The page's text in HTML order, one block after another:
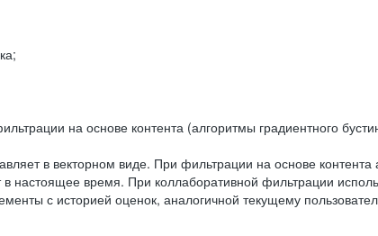
на основе контента (алгоритмы градиентного
в векторном виде. При фильтрации на основе контента
настоящее время. При коллаборативной фильтрации
с историей оценок, аналогичной текущему